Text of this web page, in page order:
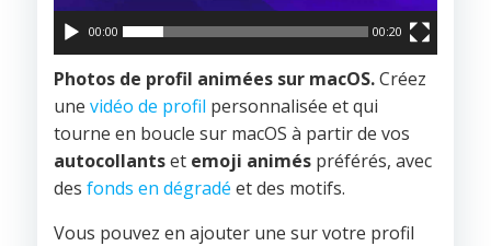
00:00 00:20
Photos de profil animées sur macOS.Créez
une vidéo de profil personnalisée et qui
tourne en boucle sur macOS à partir de vos
autocollantset emoji animés préférés, avec
des fonds en dégradé et des motifs.
Vous pouvez en ajouter une sur votre profil